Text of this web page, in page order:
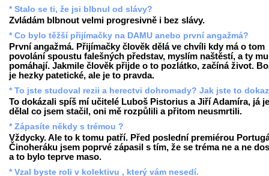
* Stalo se ti, že jsi blbnul od slávy?
Zvládám blbnout velmi progresivně i bez slávy.
* Co bylo těžší přijímačky na DAMU anebo první angažmá?
První angažmá. Přijímačky člověk dělá ve chvíli kdy má o tom
povolání spoustu falešných představ, myslím naštěstí, a ty
pomáhají. Jakmile člověk přijde o to pozlátko, začíná život.
je hezky patetické, ale je to pravda.
* To jste studoval rezii a herectvi dohromady? Jak jste to
To dokázali spíš mí učitelé Luboš Pistorius a Jiří Adamíra, já
dělal co jsem stačil, oni mě rozpůlili a přitom neusmrtili.
* Zápasíte někdy s trémou ?
Vždycky. Ale to k tomu patří. Před poslední premiérou
Činoheráku jsem poprvé zápasil s tím, že se tréma ne a ne
a to bylo teprve maso.
* Vzal byste roli v kolektivu , který vám nesedí.